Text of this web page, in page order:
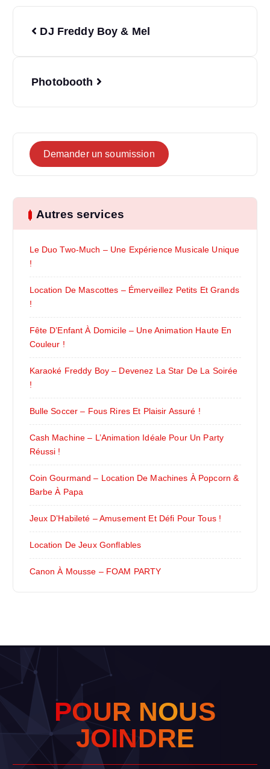
DJ Freddy Boy & Mel
Photobooth
Demander un soumission
Autres services
Le Duo Two-Much – Une Expérience Musicale Unique
!
Location De Mascottes – Émerveillez Petits Et Grands
!
Fête D’Enfant À Domicile – Une Animation Haute En
Couleur !
Karaoké Freddy Boy – Devenez La Star De La Soirée
!
Bulle Soccer – Fous Rires Et Plaisir Assuré !
Cash Machine – L’Animation Idéale Pour Un Party
Réussi !
Coin Gourmand – Location De Machines À Popcorn &
Barbe À Papa
Jeux D’Habileté – Amusement Et Défi Pour Tous !
Location De Jeux Gonflables
Canon À Mousse – FOAM PARTY
POUR NOUS
JOINDRE